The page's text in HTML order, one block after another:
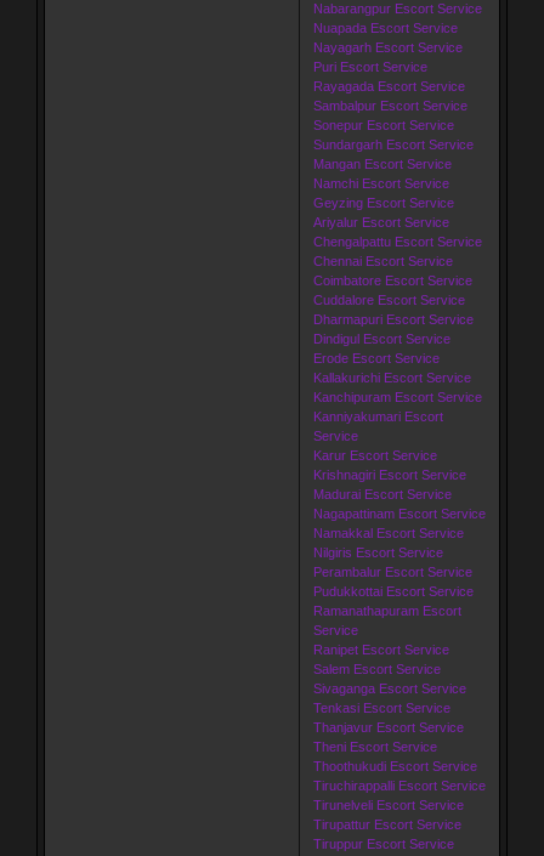
Nabarangpur Escort Service
Nuapada Escort Service
Nayagarh Escort Service
Puri Escort Service
Rayagada Escort Service
Sambalpur Escort Service
Sonepur Escort Service
Sundargarh Escort Service
Mangan Escort Service
Namchi Escort Service
Geyzing Escort Service
Ariyalur Escort Service
Chengalpattu Escort Service
Chennai Escort Service
Coimbatore Escort Service
Cuddalore Escort Service
Dharmapuri Escort Service
Dindigul Escort Service
Erode Escort Service
Kallakurichi Escort Service
Kanchipuram Escort Service
Kanniyakumari Escort
Service
Karur Escort Service
Krishnagiri Escort Service
Madurai Escort Service
Nagapattinam Escort Service
Namakkal Escort Service
Nilgiris Escort Service
Perambalur Escort Service
Pudukkottai Escort Service
Ramanathapuram Escort
Service
Ranipet Escort Service
Salem Escort Service
Sivaganga Escort Service
Tenkasi Escort Service
Thanjavur Escort Service
Theni Escort Service
Thoothukudi Escort Service
Tiruchirappalli Escort Service
Tirunelveli Escort Service
Tirupattur Escort Service
Tiruppur Escort Service